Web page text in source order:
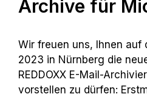
Archive für
Wir freuen uns, Ihnen auf
2023 in Nürnberg die
REDDOXX E-Mail-
vorstellen zu dürfen: